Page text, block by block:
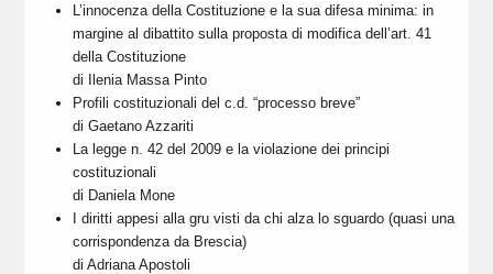
L’innocenza della Costituzione e la sua difesa minima: in
margine al dibattito sulla proposta di modifica dell’art. 41
della Costituzione
di Ilenia Massa Pinto
Profili costituzionali del c.d. “processo breve”
di Gaetano Azzariti
La legge n. 42 del 2009 e la violazione dei principi
costituzionali
di Daniela Mone
I diritti appesi alla gru visti da chi alza lo sguardo (quasi una
corrispondenza da Brescia)
di Adriana Apostoli